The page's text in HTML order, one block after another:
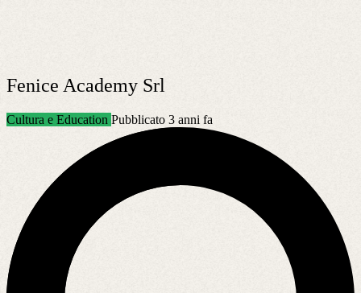
Fenice Academy Srl
Cultura e Education Pubblicato 3 anni fa